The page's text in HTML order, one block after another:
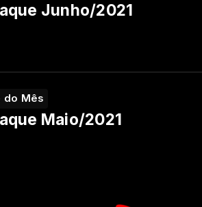
Junho/2021
do Mês
Maio/2021